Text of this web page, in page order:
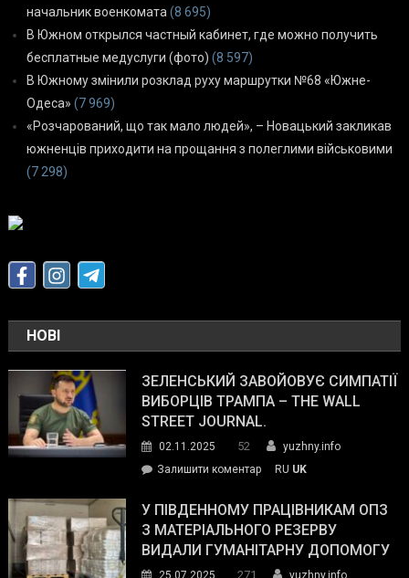
начальник военкомата (8 695)
В Южном открылся частный кабинет, где можно получить
бесплатные медуслуги (фото) (8 597)
В Южному змінили розклад руху маршрутки №68 «Южне-
Одеса» (7 969)
«Розчарований, що так мало людей», – Новацький закликав
южненців приходити на прощання з полеглими військовими
(7 298)
НОВІ
ЗЕЛЕНСЬКИЙ ЗАВОЙОВУЄ СИМПАТІЇ
ВИБОРЦІВ ТРАМПА – THE WALL
STREET JOURNAL.
02.11.2025 52
yuzhny.info
Залишити коментарon
завойовує
симпатії
виборців
RU UK
У ПІВДЕННОМУ ПРАЦІВНИКАМ ОПЗ
З МАТЕРІАЛЬНОГО РЕЗЕРВУ
ВИДАЛИ ГУМАНІТАРНУ ДОПОМОГУ
25.07.2025 271
yuzhny.info